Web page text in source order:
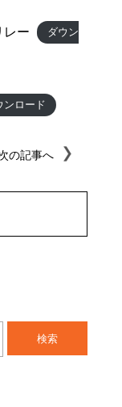
レー ダウン
ンロード
の記事へ
検索